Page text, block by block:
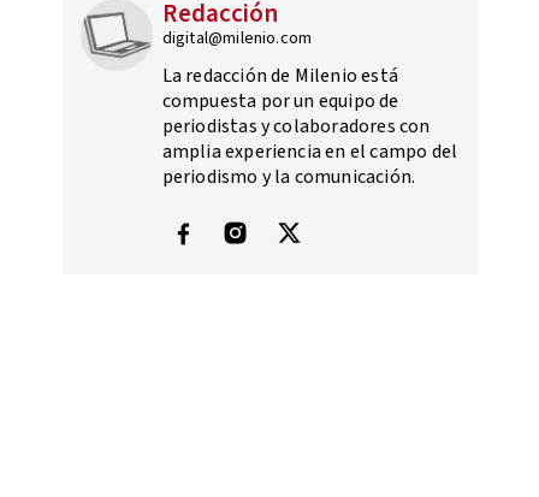
Redacción
digital@milenio.com
La redacción de Milenio está
compuesta por un equipo de
periodistas y colaboradores con
amplia experiencia en el campo del
periodismo y la comunicación.